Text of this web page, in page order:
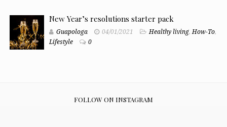
New Year’s resolutions starter pack
Guapologa 04/01/2021 Healthy living,How-To,
Lifestyle
0
FOLLOW ON INSTAGRAM